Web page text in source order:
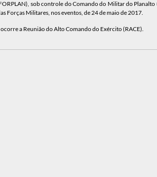
sob controle do Comando do Militar do
Forças Militares, nos eventos, de 24 de maio de 2017.
a Reunião do Alto Comando do Exército (RACE).